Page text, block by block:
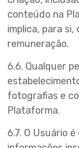
conteúdo na
implica, para
remuneração.
6.6. Qualquer
fotografias e
Plataforma.
6.7. O Usuário